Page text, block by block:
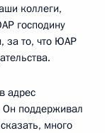
коллеги,
господину
за то, что ЮАР
адрес
Он поддерживал
много